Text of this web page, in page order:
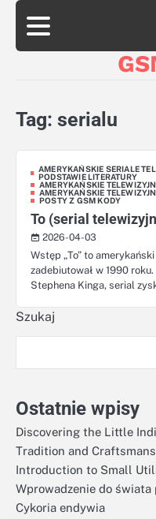
Skip
content
Tag: serialu
AMERYKAŃSKIE SERIALE
PODSTAWIE LITERATURY
AMERYKAŃSKIE
AMERYKAŃSKIE
POSTY Z GSM KODY
To (serial
2026-04-03
Wstęp „To” to
zadebiutował w 1990
Stephena Kinga, serial
Szukaj
Ostatnie wpisy
Discovering the Little
Tradition and
Introduction to Small
Wprowadzenie do
Cykoria endywia